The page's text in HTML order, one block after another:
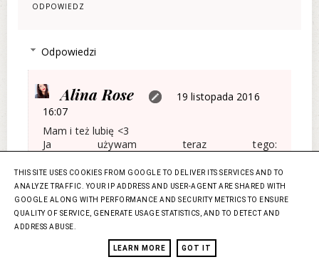
ODPOWIEDZ
Odpowiedzi
Alina Rose
19 listopada 2016
16:07
Mam i też lubię <3
Ja używam teraz tego:
Pudrowy-Bronzer-Shade-Glow-Cameo.html jest
dobry jeśli masz bardziej oliwkową cerę. z
mineralnych typowo chłodny jest ten:
https://makeupsorbet.pl/product-pol-64-Neve-
Cosmetics-Bronzer-Mineralny-Maldive.html
a z normalnych może jeszcze inglot, ale nie wiem
jak z zapychaniem skoro kobo sie nie spisał...
THIS SITE USES COOKIES FROM GOOGLE TO DELIVER ITS SERVICES AND TO
ANALYZE TRAFFIC. YOUR IP ADDRESS AND USER-AGENT ARE SHARED WITH
GOOGLE ALONG WITH PERFORMANCE AND SECURITY METRICS TO ENSURE
QUALITY OF SERVICE, GENERATE USAGE STATISTICS, AND TO DETECT AND
ADDRESS ABUSE.
LEARN MORE GOT IT